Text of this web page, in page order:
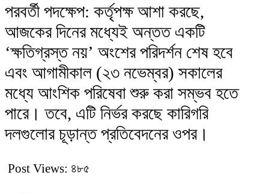
​পরবর্তী পদক্ষেপ: কর্তৃপক্ষ আশা করছে,
আজকের দিনের মধ্যেই অন্তত একটি
‘ক্ষতিগ্রস্ত নয়’ অংশের পরিদর্শন শেষ হবে
এবং আগামীকাল (২৩ নভেম্বর) সকালের
মধ্যে আংশিক পরিষেবা শুরু করা সম্ভব হতে
পারে। তবে, এটি নির্ভর করছে কারিগরি
দলগুলোর চূড়ান্ত প্রতিবেদনের ওপর।
Post Views: ৪৮৫